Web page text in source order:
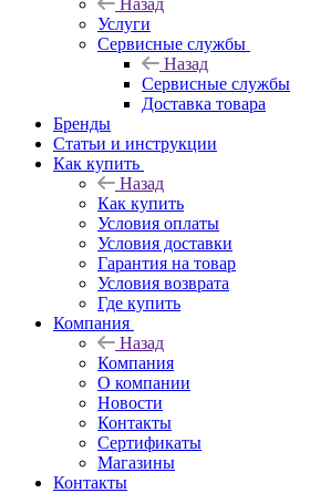
Назад
Услуги
Сервисные службы
Назад
Сервисные службы
Доставка товара
Бренды
Статьи и инструкции
Как купить
Назад
Как купить
Условия оплаты
Условия доставки
Гарантия на товар
Условия возврата
Где купить
Компания
Назад
Компания
О компании
Новости
Контакты
Сертификаты
Магазины
Контакты